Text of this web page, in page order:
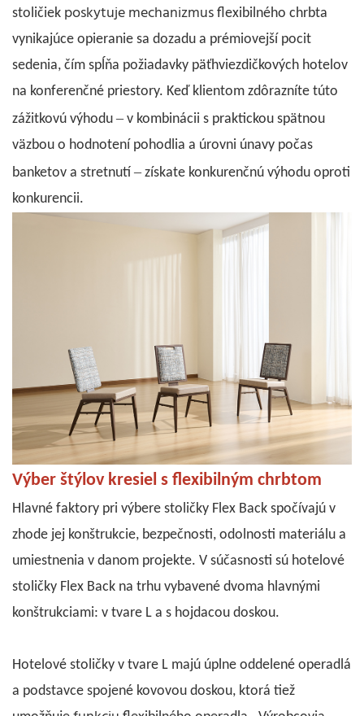
stoličiek poskytuje mechanizmus flexibilného chrbta
vynikajúce opieranie sa dozadu a prémiovejší pocit
sedenia, čím spĺňa požiadavky päťhviezdičkových hotelov
na konferenčné priestory. Keď klientom zdôrazníte túto
zážitkovú výhodu – v kombinácii s praktickou spätnou
väzbou o hodnotení pohodlia a úrovni únavy počas
banketov a stretnutí – získate konkurenčnú výhodu oproti
konkurencii.
Výber štýlov kresiel s flexibilným chrbtom
Hlavné faktory pri výbere stoličky Flex Back spočívajú v
zhode jej konštrukcie, bezpečnosti, odolnosti materiálu a
umiestnenia v danom projekte. V súčasnosti sú hotelové
stoličky Flex Back na trhu vybavené dvoma hlavnými
konštrukciami: v tvare L a s hojdacou doskou.
Hotelové stoličky v tvare L majú úplne oddelené operadlá
a podstavce spojené kovovou doskou, ktorá tiež